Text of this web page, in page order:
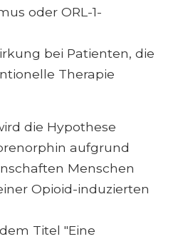
oder ORL-1-
bei Patienten, die
Therapie
die Hypothese
aufgrund
Menschen
Opioid-induzierten
Titel "Eine